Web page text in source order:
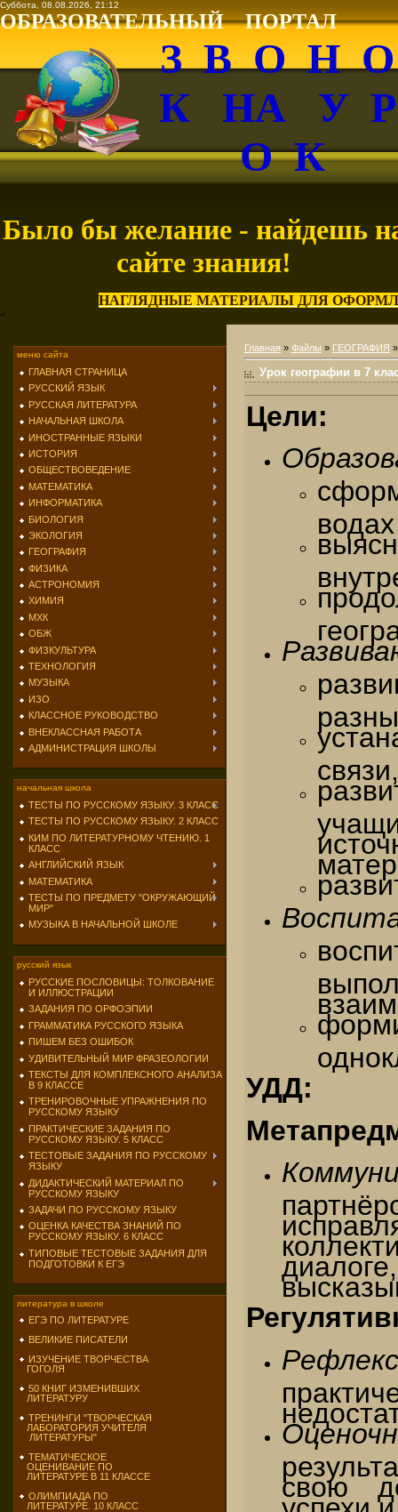
Суббота, 08.08.2026, 21:12
ОБРАЗОВАТЕЛЬНЫЙ ПОРТАЛ
З В О Н
К НА У
О К
Было бы желание - найдешь
сайте знания!
НАГЛЯДНЫЕ МАТЕРИАЛЫ ДЛЯ
<
меню сайта
ГЛАВНАЯ СТРАНИЦА
РУССКИЙ ЯЗЫК
РУССКАЯ ЛИТЕРАТУРА
НАЧАЛЬНАЯ ШКОЛА
ИНОСТРАННЫЕ ЯЗЫКИ
ИСТОРИЯ
ОБЩЕСТВОВЕДЕНИЕ
МАТЕМАТИКА
ИНФОРМАТИКА
БИОЛОГИЯ
ЭКОЛОГИЯ
ГЕОГРАФИЯ
ФИЗИКА
АСТРОНОМИЯ
ХИМИЯ
МХК
ОБЖ
ФИЗКУЛЬТУРА
ТЕХНОЛОГИЯ
МУЗЫКА
ИЗО
КЛАССНОЕ РУКОВОДСТВО
ВНЕКЛАССНАЯ РАБОТА
АДМИНИСТРАЦИЯ ШКОЛЫ
начальная школа
ТЕСТЫ ПО РУССКОМУ ЯЗЫКУ. 3 КЛАСС
ТЕСТЫ ПО РУССКОМУ ЯЗЫКУ. 2 КЛАСС
КИМ ПО ЛИТЕРАТУРНОМУ ЧТЕНИЮ. 1
КЛАСС
АНГЛИЙСКИЙ ЯЗЫК
МАТЕМАТИКА
ТЕСТЫ ПО ПРЕДМЕТУ "ОКРУЖАЮЩИЙ
МИР"
МУЗЫКА В НАЧАЛЬНОЙ ШКОЛЕ
русский язык
РУССКИЕ ПОСЛОВИЦЫ: ТОЛКОВАНИЕ
И ИЛЛЮСТРАЦИИ
ЗАДАНИЯ ПО ОРФОЭПИИ
ГРАММАТИКА РУССКОГО ЯЗЫКА
ПИШЕМ БЕЗ ОШИБОК
УДИВИТЕЛЬНЫЙ МИР ФРАЗЕОЛОГИИ
ТЕКСТЫ ДЛЯ КОМПЛЕКСНОГО АНАЛИЗА
В 9 КЛАССЕ
ТРЕНИРОВОЧНЫЕ УПРАЖНЕНИЯ ПО
РУССКОМУ ЯЗЫКУ
ПРАКТИЧЕСКИЕ ЗАДАНИЯ ПО
РУССКОМУ ЯЗЫКУ. 5 КЛАСС
ТЕСТОВЫЕ ЗАДАНИЯ ПО РУССКОМУ
ЯЗЫКУ
ДИДАКТИЧЕСКИЙ МАТЕРИАЛ ПО
РУССКОМУ ЯЗЫКУ
ЗАДАЧИ ПО РУССКОМУ ЯЗЫКУ
ОЦЕНКА КАЧЕСТВА ЗНАНИЙ ПО
РУССКОМУ ЯЗЫКУ. 6 КЛАСС
ТИПОВЫЕ ТЕСТОВЫЕ ЗАДАНИЯ ДЛЯ
ПОДГОТОВКИ К ЕГЭ
литература в школе
ЕГЭ ПО ЛИТЕРАТУРЕ
ВЕЛИКИЕ ПИСАТЕЛИ
ИЗУЧЕНИЕ ТВОРЧЕСТВА
ГОГОЛЯ
50 КНИГ ИЗМЕНИВШИХ
ЛИТЕРАТУРУ
ТРЕНИНГИ "ТВОРЧЕСКАЯ
ЛАБОРАТОРИЯ УЧИТЕЛЯ
ЛИТЕРАТУРЫ"
ТЕМАТИЧЕСКОЕ
ОЦЕНИВАНИЕ ПО
ЛИТЕРАТУРЕ В 11 КЛАССЕ
ОЛИМПИАДА ПО
ЛИТЕРАТУРЕ. 10 КЛАСС
Главная » Файлы » ГЕОГРАФИЯ
Урок географии в 7
Цели:
УДД:
свою
успехи